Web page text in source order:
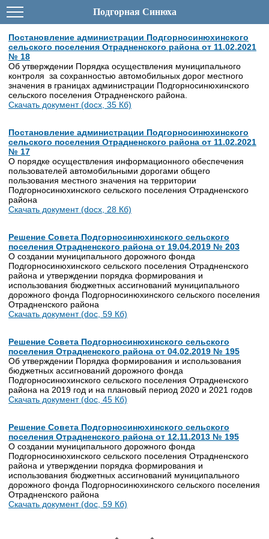
Подгорная Синюха
Постановление администрации Подгорносинюхинского
сельского поселения Отрадненского района от 11.02.2021
№ 18
Об утверждении Порядка осуществления муниципального
контроля за сохранностью автомобильных дорог местного
значения в границах администрации Подгорносинюхинского
сельского поселения Отрадненского района.
Скачать документ (docx, 35 Кб)
Постановление администрации Подгорносинюхинского
сельского поселения Отрадненского района от 11.02.2021
№ 17
О порядке осуществления информационного обеспечения
пользователей автомобильными дорогами общего
пользования местного значения на территории
Подгорносинюхинского сельского поселения Отрадненского
района
Скачать документ (docx, 28 Кб)
Решение Совета Подгорносинюхинского сельского
поселения Отрадненского района от 19.04.2019 № 203
О создании муниципального дорожного фонда
Подгорносинюхинского сельского поселения Отрадненского
района и утверждении порядка формирования и
использования бюджетных ассигнований муниципального
дорожного фонда Подгорносинюхинского сельского поселения
Отрадненского района
Скачать документ (doc, 59 Кб)
Решение Совета Подгорносинюхинского сельского
поселения Отрадненского района от 04.02.2019 № 195
Об утверждении Порядка формирования и использования
бюджетных ассигнований дорожного фонда
Подгорносинюхинского сельского поселения Отрадненского
района на 2019 год и на плановый период 2020 и 2021 годов
Скачать документ (doc, 45 Кб)
Решение Совета Подгорносинюхинского сельского
поселения Отрадненского района от 12.11.2013 № 195
О создании муниципального дорожного фонда
Подгорносинюхинского сельского поселения Отрадненского
района и утверждении порядка формирования и
использования бюджетных ассигнований муниципального
дорожного фонда Подгорносинюхинского сельского поселения
Отрадненского района
Скачать документ (doc, 59 Кб)